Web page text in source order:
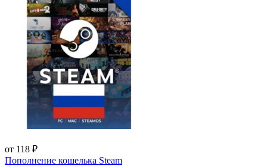
от 118 ₽
Пополнение кошелька Steam